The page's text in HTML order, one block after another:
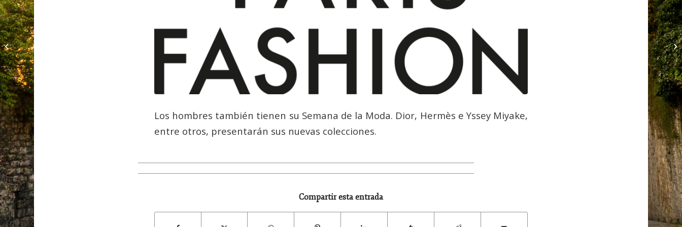
Los hombres también tienen su Semana de la Moda. Dior, Hermès e Yssey Miyake,
entre otros, presentarán sus nuevas colecciones.
Compartir esta entrada
Jurásico al borde de la
iluminación